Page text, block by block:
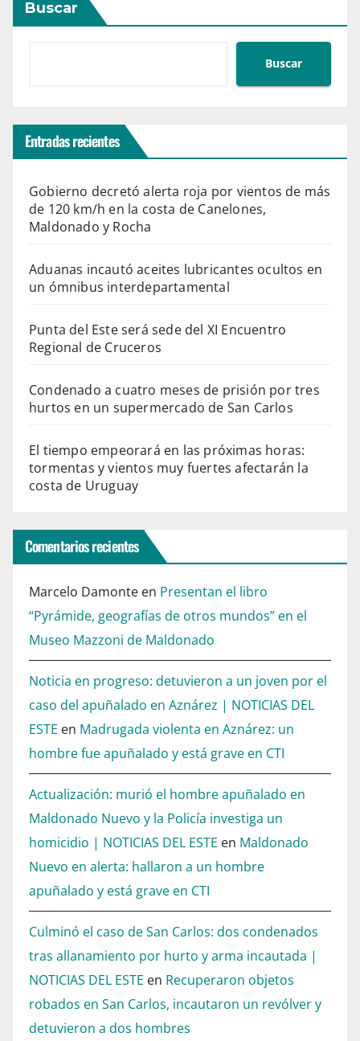
Buscar
Buscar
Entradas recientes
Gobierno decretó alerta roja por vientos de más
de 120 km/h en la costa de Canelones,
Maldonado y Rocha
Aduanas incautó aceites lubricantes ocultos en
un ómnibus interdepartamental
Punta del Este será sede del XI Encuentro
Regional de Cruceros
Condenado a cuatro meses de prisión por tres
hurtos en un supermercado de San Carlos
El tiempo empeorará en las próximas horas:
tormentas y vientos muy fuertes afectarán la
costa de Uruguay
Comentarios recientes
Marcelo Damonte en Presentan el libro
“Pyrámide, geografías de otros mundos” en el
Museo Mazzoni de Maldonado
Noticia en progreso: detuvieron a un joven por el
caso del apuñalado en Aznárez | NOTICIAS DEL
ESTE en Madrugada violenta en Aznárez: un
hombre fue apuñalado y está grave en CTI
Actualización: murió el hombre apuñalado en
Maldonado Nuevo y la Policía investiga un
homicidio | NOTICIAS DEL ESTE en Maldonado
Nuevo en alerta: hallaron a un hombre
apuñalado y está grave en CTI
Culminó el caso de San Carlos: dos condenados
tras allanamiento por hurto y arma incautada |
NOTICIAS DEL ESTE en Recuperaron objetos
robados en San Carlos, incautaron un revólver y
detuvieron a dos hombres